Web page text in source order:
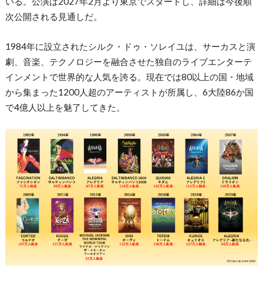
次公開される見通しだ。
1984年に設立されたシルク・ドゥ・ソレイユは、サーカスと演
劇、音楽、テクノロジーを融合させた独自のライブエンターテ
インメントで世界的な人気を誇る。現在では80以上の国・地域
から集まった1200人超のアーティストが所属し、6大陸86か国
で4億人以上を魅了してきた。